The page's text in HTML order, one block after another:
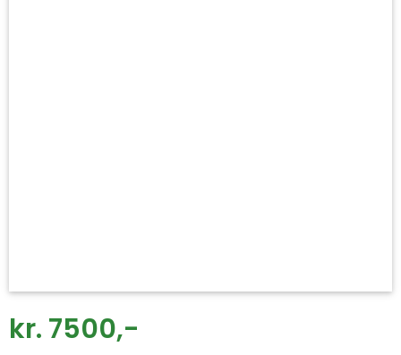
kr. 7500,-